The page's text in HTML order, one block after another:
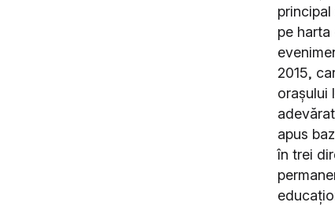
pe harta
2015,
orașului
apus
în trei